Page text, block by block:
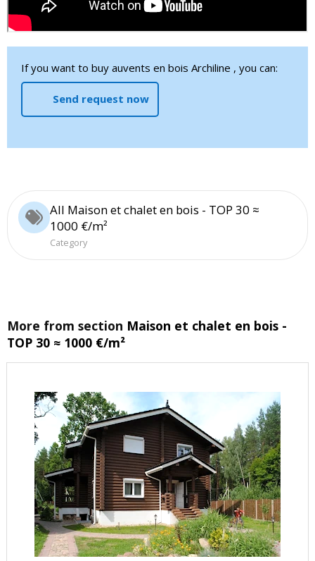
If you want to buy auvents en bois Archiline , you can:
Send request now
All Maison et chalet en bois - TOP 30 ≈
1000 €/m²
Category
More from section Maison et chalet en bois -
TOP 30 ≈ 1000 €/m²